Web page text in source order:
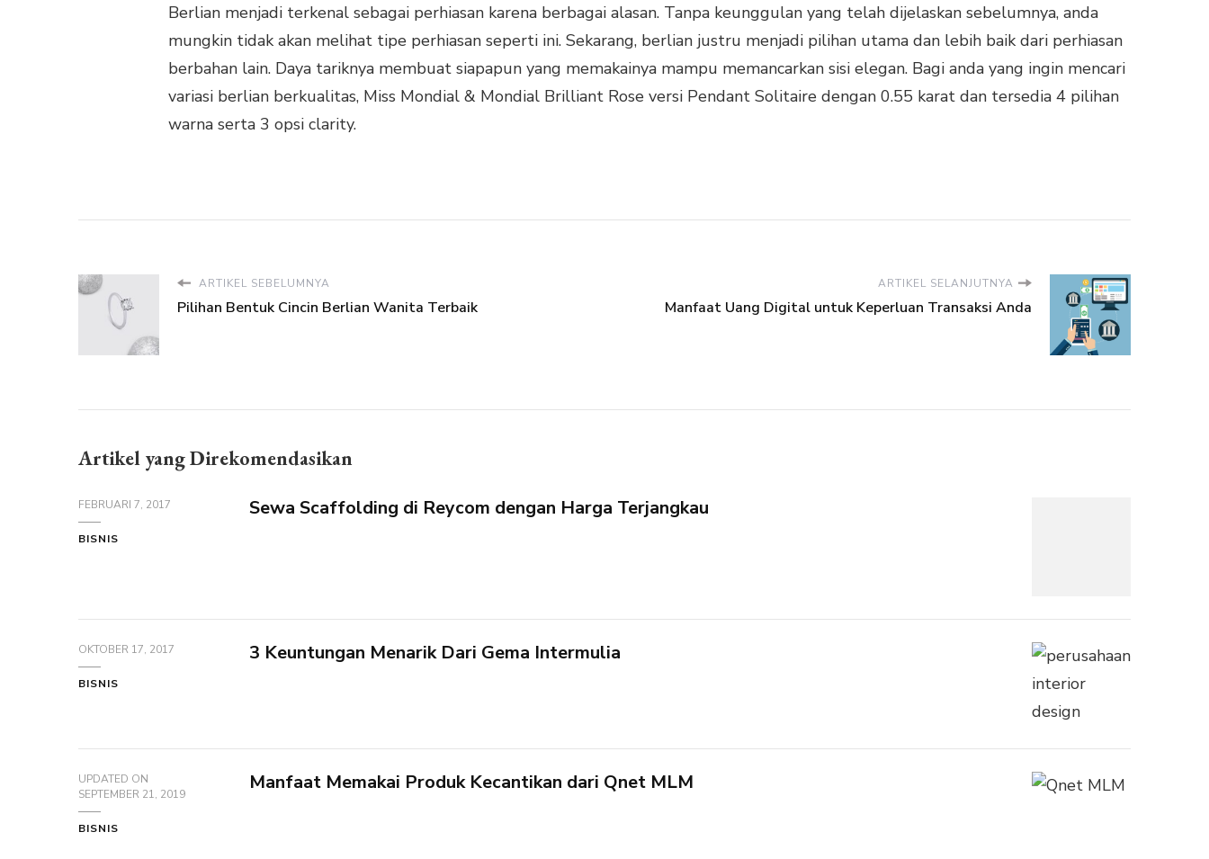
Berlian menjadi terkenal sebagai perhiasan karena berbagai alasan. Tanpa keunggulan yang telah dijelaskan sebelumnya, anda
mungkin tidak akan melihat tipe perhiasan seperti ini. Sekarang, berlian justru menjadi pilihan utama dan lebih baik dari perhiasan
berbahan lain. Daya tariknya membuat siapapun yang memakainya mampu memancarkan sisi elegan. Bagi anda yang ingin mencari
variasi berlian berkualitas, Miss Mondial & Mondial Brilliant Rose versi Pendant Solitaire dengan 0.55 karat dan tersedia 4 pilihan
warna serta 3 opsi clarity.
ARTIKEL SEBELUMNYA
Pilihan Bentuk Cincin Berlian Wanita Terbaik
ARTIKEL SELANJUTNYA
Manfaat Uang Digital untuk Keperluan Transaksi Anda
Artikel yang Direkomendasikan
FEBRUARI 7, 2017
BISNIS
Sewa Scaffolding di Reycom dengan Harga Terjangkau
OKTOBER 17, 2017
BISNIS
3 Keuntungan Menarik Dari Gema Intermulia
UPDATED ON
SEPTEMBER 21, 2019
BISNIS
Manfaat Memakai Produk Kecantikan dari Qnet MLM